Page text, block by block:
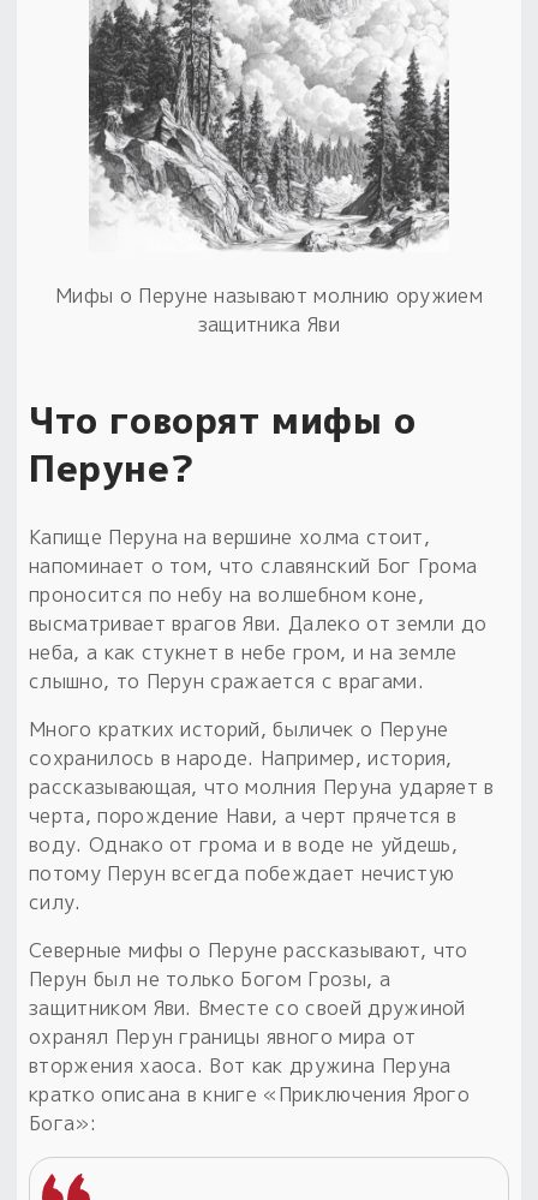
Мифы о Перуне называют молнию оружием
защитника Яви
Что говорят мифы о
Перуне?
Капище Перуна на вершине холма стоит,
напоминает о том, что славянский Бог Грома
проносится по небу на волшебном коне,
высматривает врагов Яви. Далеко от земли до
неба, а как стукнет в небе гром, и на земле
слышно, то Перун сражается с врагами.
Много кратких историй, быличек о Перуне
сохранилось в народе. Например, история,
рассказывающая, что молния Перуна ударяет в
черта, порождение Нави, а черт прячется в
воду. Однако от грома и в воде не уйдешь,
потому Перун всегда побеждает нечистую
силу.
Северные мифы о Перуне рассказывают, что
Перун был не только Богом Грозы, а
защитником Яви. Вместе со своей дружиной
охранял Перун границы явного мира от
вторжения хаоса. Вот как дружина Перуна
кратко описана в книге «Приключения Ярого
Бога»: